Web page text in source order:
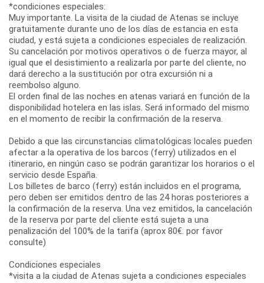
*condiciones especiales:
Muy importante. La visita de la ciudad de Atenas se incluye
gratuitamente durante uno de los días de estancia en esta
ciudad, y está sujeta a condiciones especiales de realización.
Su cancelación por motivos operativos o de fuerza mayor, al
igual que el desistimiento a realizarla por parte del cliente, no
dará derecho a la sustitución por otra excursión ni a
reembolso alguno.
El orden final de las noches en atenas variará en función de la
disponibilidad hotelera en las islas. Será informado del mismo
en el momento de recibir la confirmación de la reserva.
Debido a que las circunstancias climatológicas locales pueden
afectar a la operativa de los barcos (ferry) utilizados en el
itinerario, en ningún caso se podrán garantizar los horarios o el
servicio desde España.
Los billetes de barco (ferry) están incluidos en el programa,
pero deben ser emitidos dentro de las 24 horas posteriores a
la confirmación de la reserva. Una vez emitidos, la cancelación
de la reserva por parte del cliente está sujeta a una
penalización del 100% de la tarifa (aprox 80€. por favor
consulte)
Condiciones especiales
*visita a la ciudad de Atenas sujeta a condiciones especiales